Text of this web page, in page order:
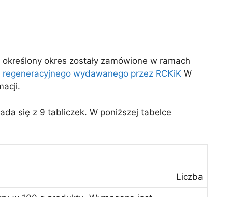
okres zostały zamówione w ramach
wydawanego przez RCKiK W
się z 9 tabliczek. W poniższej tabelce
Liczba